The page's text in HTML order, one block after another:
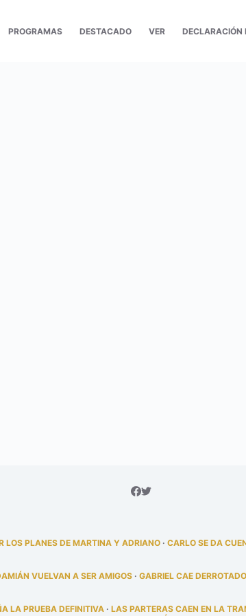
PROGRAMAS DESTACADO VER DECLARACIÓN
LOS PLANES DE MARTINA Y ADRIANO ·CARLO SE DA
VUELVAN A SER AMIGOS ·GABRIEL CAE
LA PRUEBA DEFINITIVA ·LAS PARTERAS CAEN EN LA